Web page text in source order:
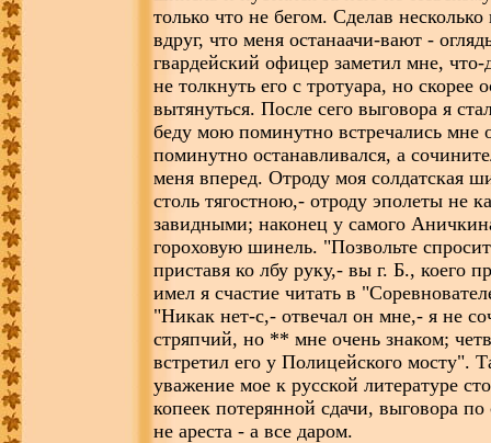
только что не бегом. Сделав
вдруг, что меня останаачи-вают -
гвардейский офицер заметил мне, что-
не толкнуть его с тротуара, но скорее
вытянуться. После сего выговора я
беду мою поминутно встречались мне
поминутно останавливался, а
меня вперед. Отроду моя солдатская
столь тягостною,- отроду эполеты не
завидными; наконец у самого
гороховую шинель. "Позвольте
приставя ко лбу руку,- вы г. Б., коего
имел я счастие читать в
"Никак нет-с,- отвечал он мне,- я не
стряпчий, но ** мне очень знаком;
встретил его у Полицейского мосту".
уважение мое к русской литературе
копеек потерянной сдачи, выговора
не ареста - а все даром.